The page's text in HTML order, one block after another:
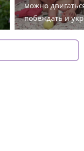
можно
побеждать и